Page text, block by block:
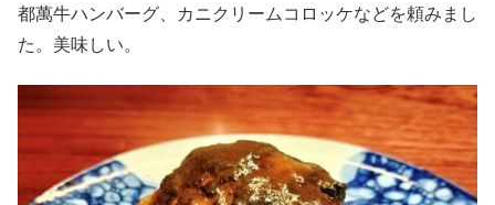
都萬牛ハンバーグ、カニクリームコロッケなどを頼みまし
た。美味しい。